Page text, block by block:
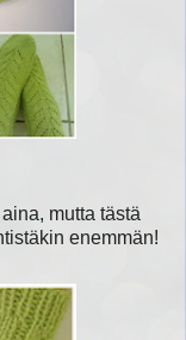
mutta tästä
enemmän!